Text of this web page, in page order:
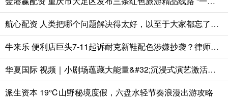
航心配资 人类把哪个问题解决得太好，以至于大家都忘了它曾是灾难？
牛来乐 便利店巨头7-11起诉耐克新鞋配色涉嫌抄袭？律师：双重侵权成立 最高或面临5倍赔偿
华夏国际 视频｜小剧场蕴藏大能量&#32;沉浸式演艺激活消费新生态
派生资本 19℃山野秘境度假，六盘水轻节奏浪漫出游攻略